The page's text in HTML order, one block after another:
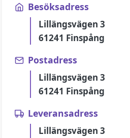
Besöksadress
Lillängsvägen 3
61241 Finspång
Postadress
Lillängsvägen 3
61241 Finspång
Leveransadress
Lillängsvägen 3